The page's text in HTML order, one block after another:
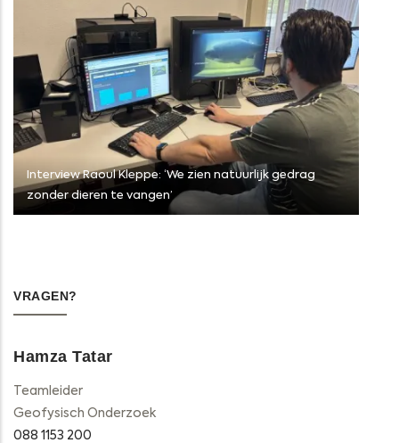
Interview Raoul Kleppe: ‘We zien natuurlijk gedrag
zonder dieren te vangen’
VRAGEN?
Hamza Tatar
Teamleider
Geofysisch Onderzoek
088 1153 200